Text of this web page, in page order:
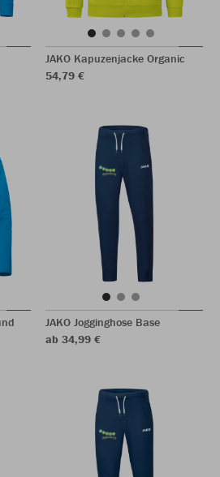
JAKO Kapuzenjacke Organic
54,79 €
JAKO Jogginghose Base
ab 34,99 €